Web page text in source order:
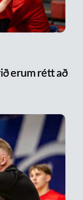
erum rétt að